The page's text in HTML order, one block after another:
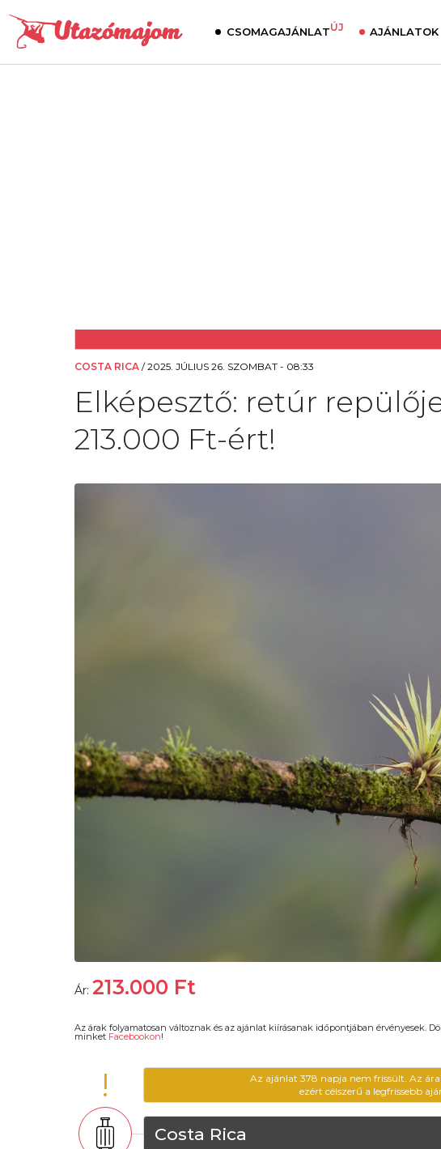
CSOMAGAJÁNLATÚJ AJÁNLATOK
COSTA RICA /2025. JÚLIUS 26. SZOMBAT - 08:33
Elképesztő: retúr
213.000 Ft-ért!
Ár: 213.000 Ft
Az árak folyamatosan változnak és az ajánlat kiírásanak időpontjában érvényesek.
minket Facebookon!
!
Az ajánlat 378 napja nem frissült. Az
ezért célszerű a legfrissebb
Costa Rica